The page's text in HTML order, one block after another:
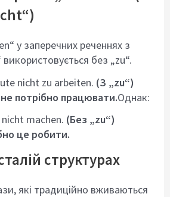
у заперечних реченнях з
без „zu“.
nicht zu arbeiten. (З „zu“)
не потрібно працювати.Однак:
machen. (Без „zu“)
це робити.
структурах
які традиційно вживаються